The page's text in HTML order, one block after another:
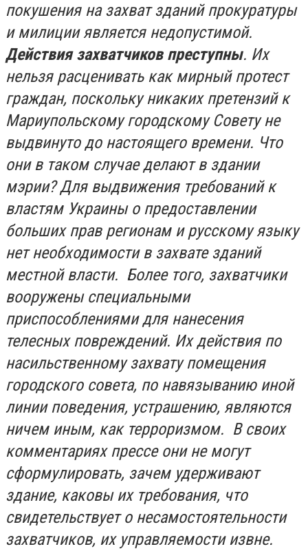
покушения на захват зданий прокуратуры
и милиции является недопустимой.
Действия захватчиков преступны. Их
нельзя расценивать как мирный протест
граждан, поскольку никаких претензий к
Мариупольскому городскому Совету не
выдвинуто до настоящего времени. Что
они в таком случае делают в здании
мэрии? Для выдвижения требований к
властям Украины о предоставлении
больших прав регионам и русскому языку
нет необходимости в захвате зданий
местной власти. Более того, захватчики
вооружены специальными
приспособлениями для нанесения
телесных повреждений. Их действия по
насильственному захвату помещения
городского совета, по навязыванию иной
линии поведения, устрашению, являются
ничем иным, как терроризмом. В своих
комментариях прессе они не могут
сформулировать, зачем удерживают
здание, каковы их требования, что
свидетельствует о несамостоятельности
захватчиков, их управляемости извне.